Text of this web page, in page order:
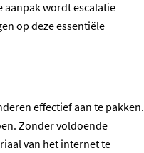
aanpak wordt escalatie
op deze essentiële
effectief aan te pakken.
Zonder voldoende
van het internet te